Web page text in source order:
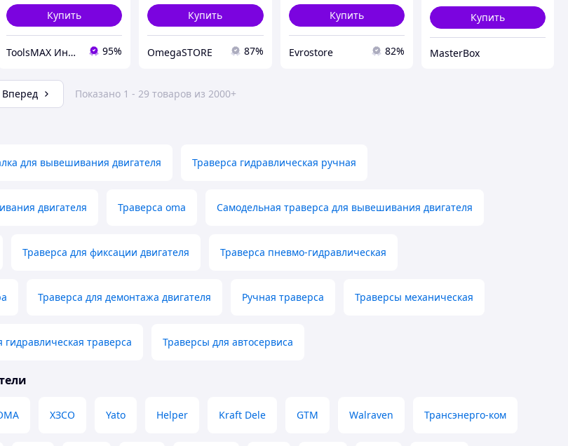
Купить
ToolsMAX Интернет-магазин на максимум 95%
Купить
OmegaSTORE 87%
Купить
Evrostore 82%
Купить
MasterBox
Вперед Показано 1 - 29 товаров из 2000+
для вывешивания двигателя Траверса гидравлическая ручная
двигателя Траверса oma Самодельная траверса для вывешивания двигателя
Траверса для фиксации двигателя Траверса пневмо-гидравлическая
Траверса для демонтажа двигателя Ручная траверса Траверсы механическая
траверса Траверсы для автосервиса
ХЗСО Yato Helper Kraft Dele GTM Walraven Трансэнерго-ком